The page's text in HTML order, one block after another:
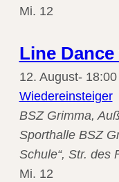
Mi. 12
Line
12. August- 18:00
Wiedereinsteiger
BSZ Grimma,
Sporthalle BSZ
Schule“, Str. des
Mi. 12